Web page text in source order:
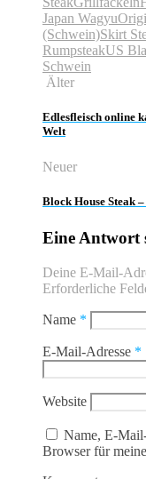
Japan Wagyu
(Schwein)Skirt
RumpsteakUS
Schwein
Älter
Edlesfleisch online
Welt
Neuer
Block House Steak
Eine Antwort
Deine E-Mail-
Erforderliche
Name *
E-Mail-Adresse *
Website
Name, E-
Browser für